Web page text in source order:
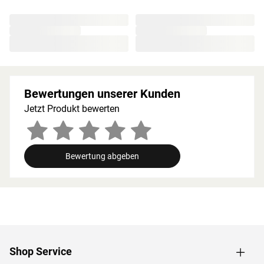
Saunieren freigesetzt werden, runden das Erlebnis auf
natürliche Weise ab.
Bei der Montage einer Sauna muss ein Mindestabstand
von 10 cm zu Wänden und Decke unbedingt eingehalten
werden, um gute Luftzirkulation zu gewährleisten. So
kann feucht-warme Luft besser abziehen. In diesem
185 × H 192 cm erlauben es, dass 2-3 Personen
Bewertungen unserer Kunden
Jetzt Produkt bewerten
Bewertung abgeben
Shop Service